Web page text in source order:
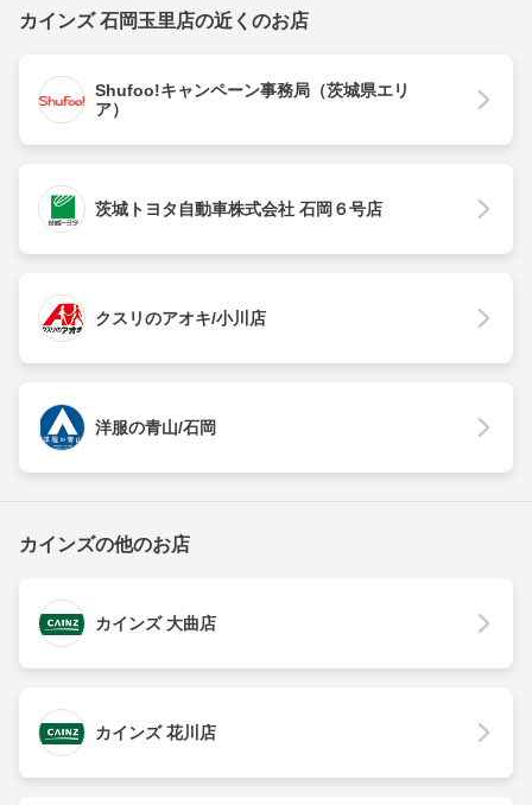
カインズ 石岡玉里店の近くのお店
Shufoo!キャンペーン事務局（茨城県エリ
ア）
茨城トヨタ自動車株式会社 石岡６号店
クスリのアオキ/小川店
洋服の青山/石岡
カインズの他のお店
カインズ 大曲店
カインズ 花川店